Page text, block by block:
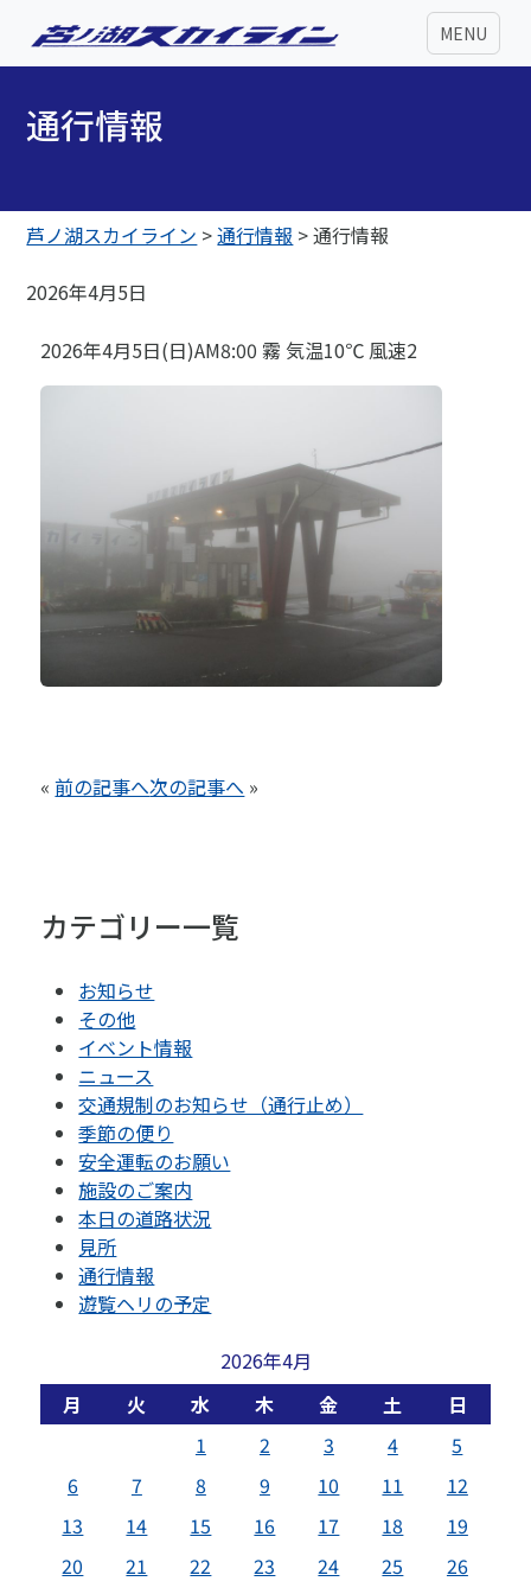
MENU
通行情報
芦ノ湖スカイライン >通行情報 >通行情報
2026年4月5日
2026年4月5日(日)AM8:00 霧 気温10℃ 風速2
«前の記事へ次の記事へ »
カテゴリー一覧
お知らせ
その他
イベント情報
ニュース
交通規制のお知らせ（通行止め）
季節の便り
安全運転のお願い
施設のご案内
本日の道路状況
見所
通行情報
遊覧ヘリの予定
2026年4月
月
火 水 木 金 土
日
1
2 3 4
5
6
7 8 9 10 11
12
13
14 15 16 17 18
19
20
21 22 23 24 25
26